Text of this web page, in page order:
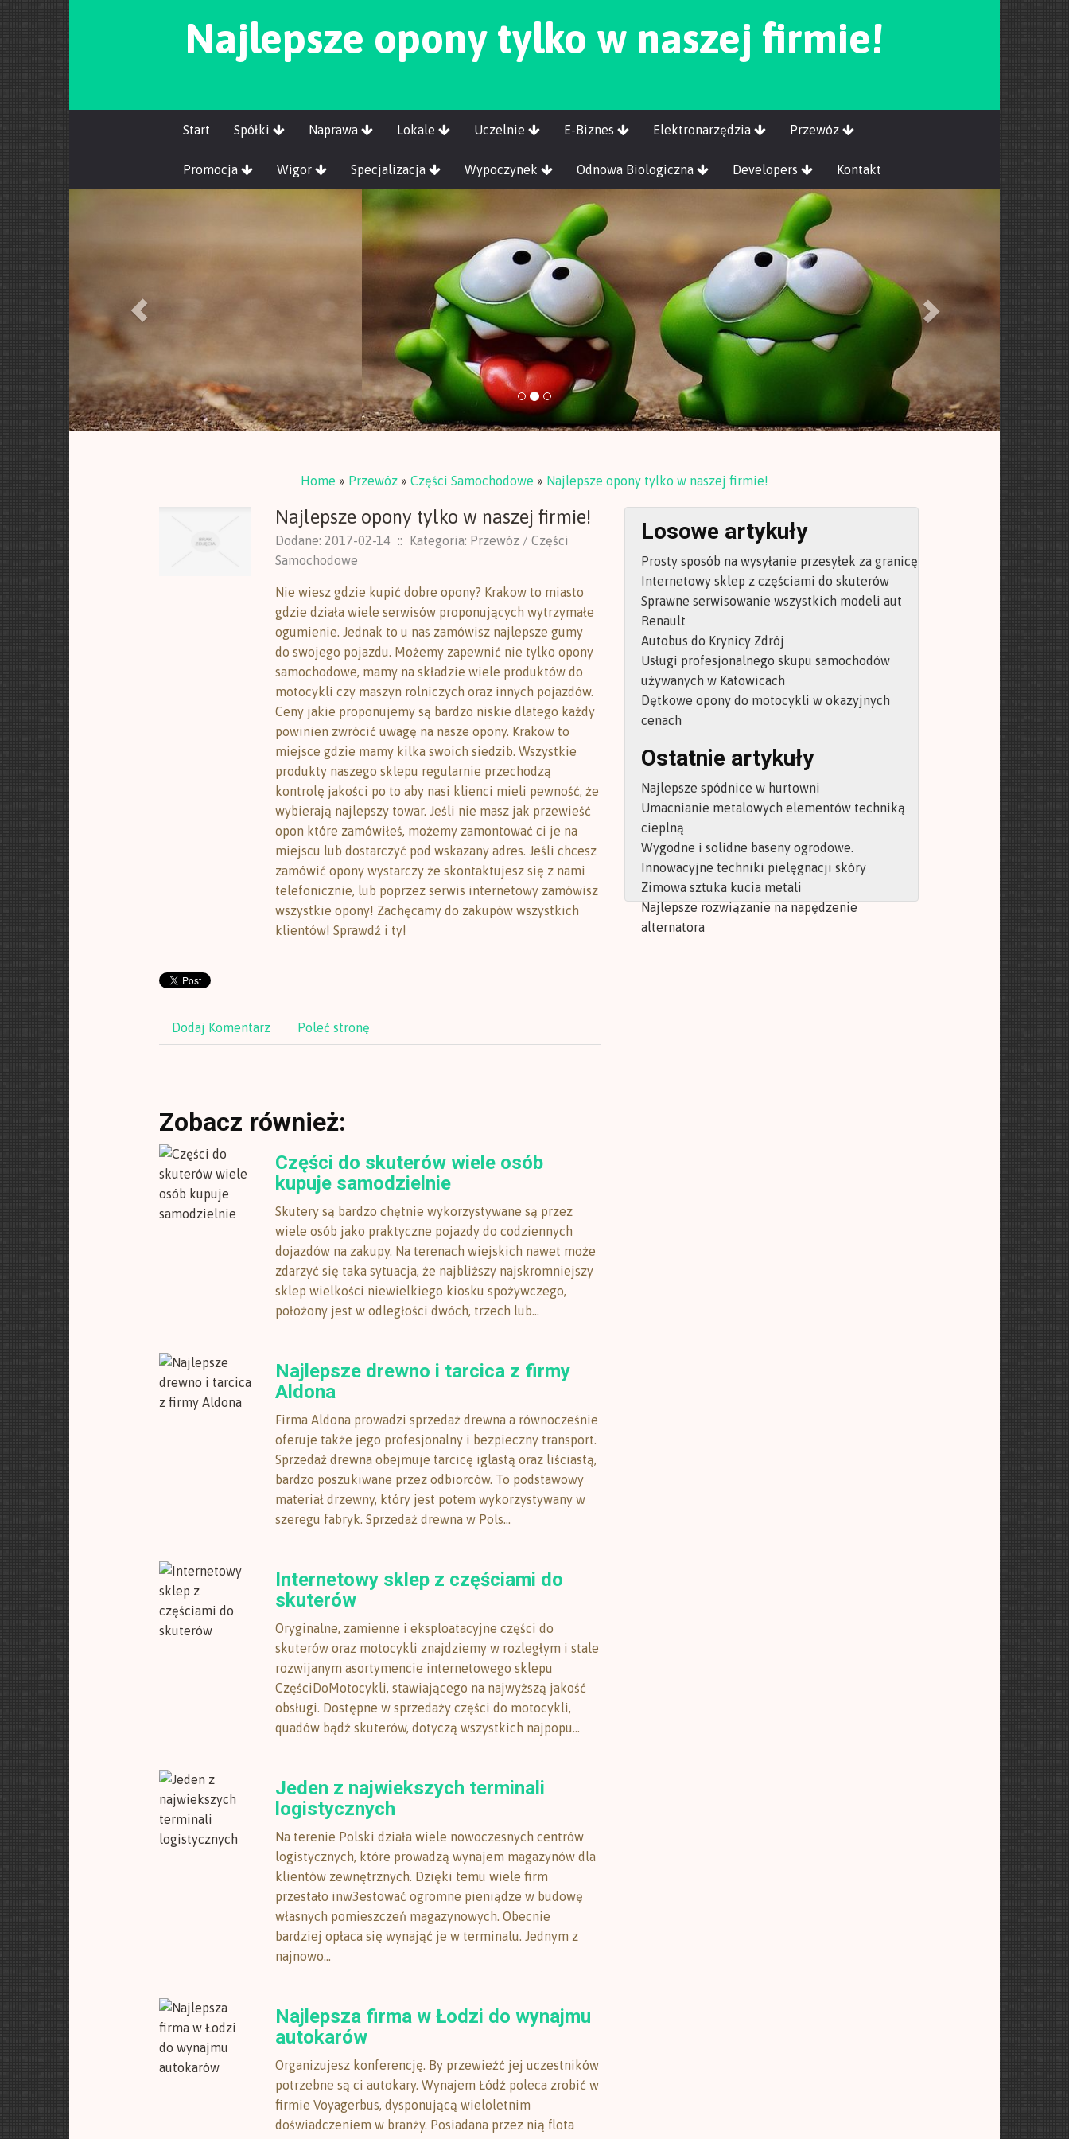
Najlepsze opony tylko w naszej firmie!
Start Spółki Naprawa Lokale Uczelnie E-Biznes Elektronarzędzia Przewóz
Promocja Wigor Specjalizacja Wypoczynek Odnowa Biologiczna Developers Kontakt
Home » Przewóz » Części Samochodowe » Najlepsze opony tylko w naszej firmie!
Najlepsze opony tylko w naszej firmie!
Dodane: 2017-02-14 ::
Kategoria: Przewóz / Części
Samochodowe
Nie wiesz gdzie kupić dobre opony? Krakow to miasto
gdzie działa wiele serwisów proponujących wytrzymałe
ogumienie. Jednak to u nas zamówisz najlepsze gumy
do swojego pojazdu. Możemy zapewnić nie tylko opony
samochodowe, mamy na składzie wiele produktów do
motocykli czy maszyn rolniczych oraz innych pojazdów.
Ceny jakie proponujemy są bardzo niskie dlatego każdy
powinien zwrócić uwagę na nasze opony. Krakow to
miejsce gdzie mamy kilka swoich siedzib. Wszystkie
produkty naszego sklepu regularnie przechodzą
kontrolę jakości po to aby nasi klienci mieli pewność, że
wybierają najlepszy towar. Jeśli nie masz jak przewieść
opon które zamówiłeś, możemy zamontować ci je na
miejscu lub dostarczyć pod wskazany adres. Jeśli chcesz
zamówić opony wystarczy że skontaktujesz się z nami
telefonicznie, lub poprzez serwis internetowy zamówisz
wszystkie opony! Zachęcamy do zakupów wszystkich
klientów! Sprawdź i ty!
Dodaj Komentarz Poleć stronę
Zobacz również:
Części do skuterów wiele osób
kupuje samodzielnie
Skutery są bardzo chętnie wykorzystywane są przez
wiele osób jako praktyczne pojazdy do codziennych
dojazdów na zakupy. Na terenach wiejskich nawet może
zdarzyć się taka sytuacja, że najbliższy najskromniejszy
sklep wielkości niewielkiego kiosku spożywczego,
położony jest w odległości dwóch, trzech lub...
Najlepsze drewno i tarcica z firmy
Aldona
Firma Aldona prowadzi sprzedaż drewna a równocześnie
oferuje także jego profesjonalny i bezpieczny transport.
Sprzedaż drewna obejmuje tarcicę iglastą oraz liściastą,
bardzo poszukiwane przez odbiorców. To podstawowy
materiał drzewny, który jest potem wykorzystywany w
szeregu fabryk. Sprzedaż drewna w Pols...
Internetowy sklep z częściami do
skuterów
Oryginalne, zamienne i eksploatacyjne części do
skuterów oraz motocykli znajdziemy w rozległym i stale
rozwijanym asortymencie internetowego sklepu
CzęściDoMotocykli, stawiającego na najwyższą jakość
obsługi. Dostępne w sprzedaży części do motocykli,
quadów bądź skuterów, dotyczą wszystkich najpopu...
Jeden z najwiekszych terminali
logistycznych
Na terenie Polski działa wiele nowoczesnych centrów
logistycznych, które prowadzą wynajem magazynów dla
klientów zewnętrznych. Dzięki temu wiele firm
przestało inw3estować ogromne pieniądze w budowę
własnych pomieszczeń magazynowych. Obecnie
bardziej opłaca się wynająć je w terminalu. Jednym z
najnowo...
Najlepsza firma w Łodzi do wynajmu
autokarów
Organizujesz konferencję. By przewieźć jej uczestników
potrzebne są ci autokary. Wynajem Łódź poleca zrobić w
firmie Voyagerbus, dysponującą wieloletnim
doświadczeniem w branży. Posiadana przez nią flota
Losowe artykuły
Prosty sposób na wysyłanie przesyłek za granicę
Internetowy sklep z częściami do skuterów
Sprawne serwisowanie wszystkich modeli aut
Renault
Autobus do Krynicy Zdrój
Usługi profesjonalnego skupu samochodów
używanych w Katowicach
Dętkowe opony do motocykli w okazyjnych
cenach
Ostatnie artykuły
Najlepsze spódnice w hurtowni
Umacnianie metalowych elementów techniką
cieplną
Wygodne i solidne baseny ogrodowe.
Innowacyjne techniki pielęgnacji skóry
Zimowa sztuka kucia metali
Najlepsze rozwiązanie na napędzenie
alternatora